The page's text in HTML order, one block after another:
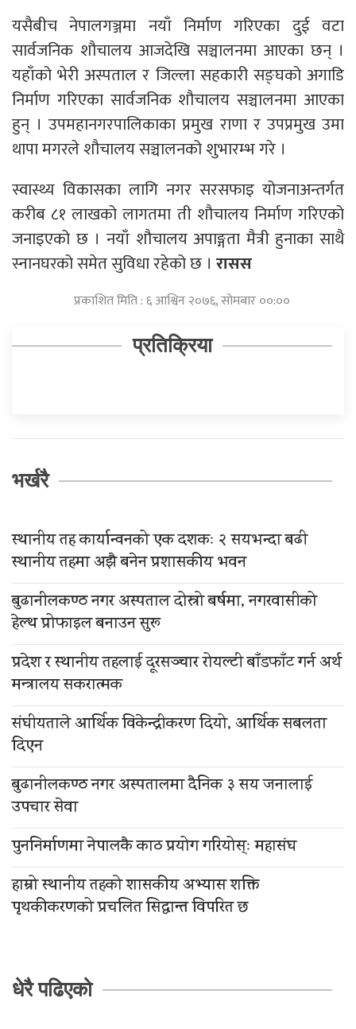
यसैबीच नेपालगञ्जमा नयाँ निर्माण गरिएका दुई वटा
सार्वजनिक शौचालय आजदेखि सञ्चालनमा आएका छन् ।
यहाँको भेरी अस्पताल र जिल्ला सहकारी सङ्घको अगाडि
निर्माण गरिएका सार्वजनिक शौचालय सञ्चालनमा आएका
हुन् । उपमहानगरपालिकाका प्रमुख राणा र उपप्रमुख उमा
थापा मगरले शौचालय सञ्चालनको शुभारम्भ गरे ।
स्वास्थ्य विकासका लागि नगर सरसफाइ योजनाअन्तर्गत
करीब ८१ लाखको लागतमा ती शौचालय निर्माण गरिएको
जनाइएको छ । नयाँ शौचालय अपाङ्गता मैत्री हुनाका साथै
स्नानघरको समेत सुविधा रहेको छ । रासस
प्रकाशित मिति : ६ आश्विन २०७६, सोमबार ००:००
प्रतिक्रिया
भर्खरै
स्थानीय तह कार्यान्वनको एक दशकः २ सयभन्दा बढी
स्थानीय तहमा अझै बनेन प्रशासकीय भवन
बुढानीलकण्ठ नगर अस्पताल दोस्रो बर्षमा, नगरवासीको
हेल्थ प्रोफाइल बनाउन सुरू
प्रदेश र स्थानीय तहलाई दूरसञ्चार रोयल्टी बाँडफाँट गर्न अर्थ
मन्त्रालय सकरात्मक
संघीयताले आर्थिक विकेन्द्रीकरण दियो, आर्थिक सबलता
दिएन
बुढानीलकण्ठ नगर अस्पतालमा दैनिक ३ सय जनालाई
उपचार सेवा
पुननिर्माणमा नेपालकै काठ प्रयोग गरियोस्ः महासंघ
हाम्रो स्थानीय तहको शासकीय अभ्यास शक्ति
पृथकीकरणको प्रचलित सिद्धान्त विपरित छ
धेरै पढिएको